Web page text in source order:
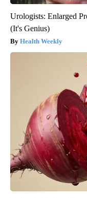
Urologists: Enlarged
(It's Genius)
Health Weekly